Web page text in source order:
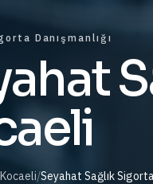
Danışmanlığı
Kocaeli/Seyahat Sağlık